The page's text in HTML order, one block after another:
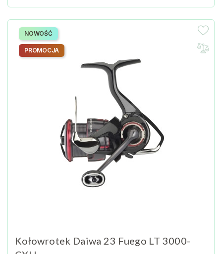
Kołowrotek Daiwa 23 Fuego LT 3000-
NOWOŚĆ
PROMOCJA